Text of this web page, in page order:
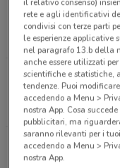
Elettrolux Di
Licata
3 m
Innovativo
Licata
84 m
World
598 m
rete e agli identificativi
condivisi con terze parti
le esperienze applicative
nel paragrafo 13.b della
anche essere utilizzati
scientifiche e statistiche,
tendenze. Puoi
accedendo a Menu >
nostra App. Cosa
pubblicitari, ma
saranno rilevanti per i
accedendo a Menu >
nostra App.